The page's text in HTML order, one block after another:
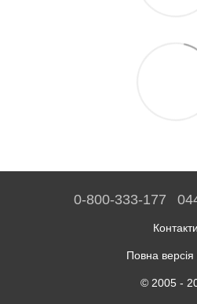
0-800-333-177
Контакти
Повна версія
© 2005 -